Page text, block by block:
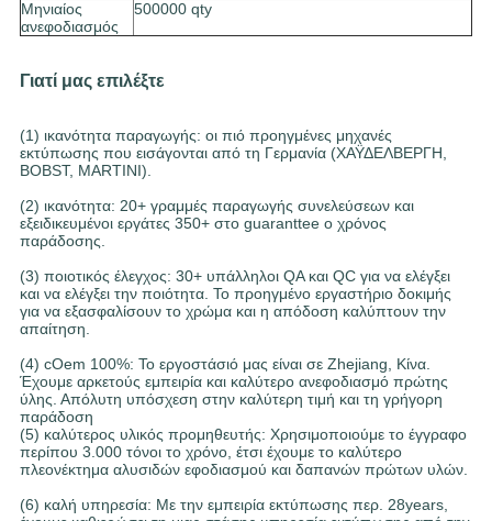
Μηνιαίος
ανεφοδιασμός
500000 qty
Γιατί μας επιλέξτε
(1) ικανότητα παραγωγής: οι πιό προηγμένες μηχανές
εκτύπωσης που εισάγονται από τη Γερμανία (ΧΑΫΔΕΛΒΕΡΓΗ,
BOBST, MARTINI).
(2) ικανότητα: 20+ γραμμές παραγωγής συνελεύσεων και
εξειδικευμένοι εργάτες 350+ στο guaranttee ο χρόνος
παράδοσης.
(3) ποιοτικός έλεγχος: 30+ υπάλληλοι QA και QC για να ελέγξει
και να ελέγξει την ποιότητα. Το προηγμένο εργαστήριο δοκιμής
για να εξασφαλίσουν το χρώμα και η απόδοση καλύπτουν την
απαίτηση.
(4) cOem 100%: Το εργοστάσιό μας είναι σε Zhejiang, Κίνα.
Έχουμε αρκετούς εμπειρία και καλύτερο ανεφοδιασμό πρώτης
ύλης. Απόλυτη υπόσχεση στην καλύτερη τιμή και τη γρήγορη
παράδοση
(5) καλύτερος υλικός προμηθευτής: Χρησιμοποιούμε το έγγραφο
περίπου 3.000 τόνοι το χρόνο, έτσι έχουμε το καλύτερο
πλεονέκτημα αλυσιδών εφοδιασμού και δαπανών πρώτων υλών.
(6) καλή υπηρεσία: Με την εμπειρία εκτύπωσης περ. 28years,